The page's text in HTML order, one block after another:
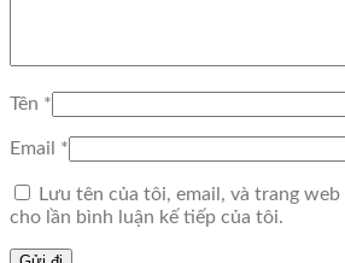
Tên *
Email *
Lưu tên của tôi, email, và trang
cho lần bình luận kế tiếp của tôi.